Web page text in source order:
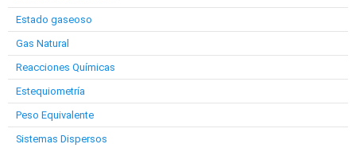
Estado gaseoso
Gas Natural
Reacciones Químicas
Estequiometría
Peso Equivalente
Sistemas Dispersos